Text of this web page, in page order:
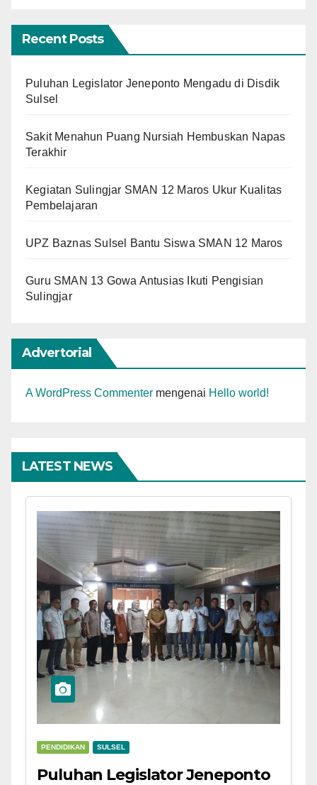
Recent Posts
Puluhan Legislator Jeneponto Mengadu di Disdik
Sulsel
Sakit Menahun Puang Nursiah Hembuskan Napas
Terakhir
Kegiatan Sulingjar SMAN 12 Maros Ukur Kualitas
Pembelajaran
UPZ Baznas Sulsel Bantu Siswa SMAN 12 Maros
Guru SMAN 13 Gowa Antusias Ikuti Pengisian
Sulingjar
Advertorial
A WordPress Commenter mengenai Hello world!
LATEST NEWS
PENDIDIKAN SULSEL
Puluhan Legislator Jeneponto